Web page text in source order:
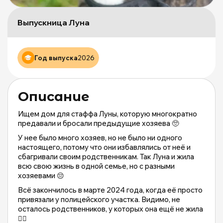
Описание
Ищем дом для стаффа Луны, которую многократно
предавали и бросали предыдущие хозяева 🥺
У нее было много хозяев, но не было ни одного
настоящего, потому что они избавлялись от неё и
сбагривали своим родственникам. Так Луна и жила
всю свою жизнь в одной семье, но с разными
хозяевами 😔
Всё закончилось в марте 2024 года, когда её просто
привязали у полицейского участка. Видимо, не
осталось родственников, у которых она ещё не жила
🤦‍♂️
Выпускница Луна
Год выпуска2026